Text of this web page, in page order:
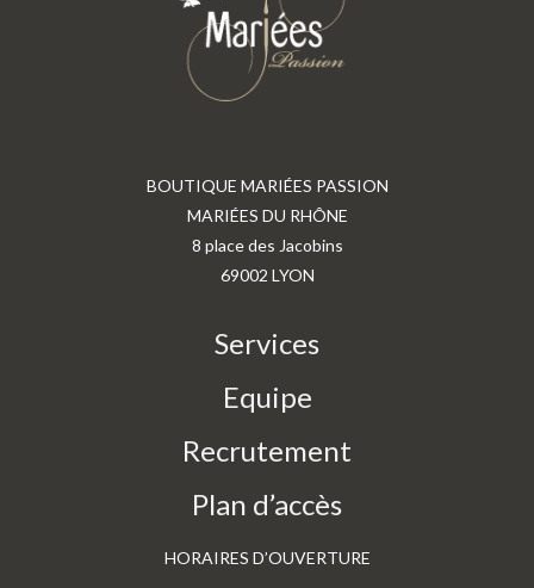
BOUTIQUE MARIÉES PASSION
MARIÉES DU RHÔNE
8 place des Jacobins
69002 LYON
Services
Equipe
Recrutement
Plan d’accès
HORAIRES D’OUVERTURE